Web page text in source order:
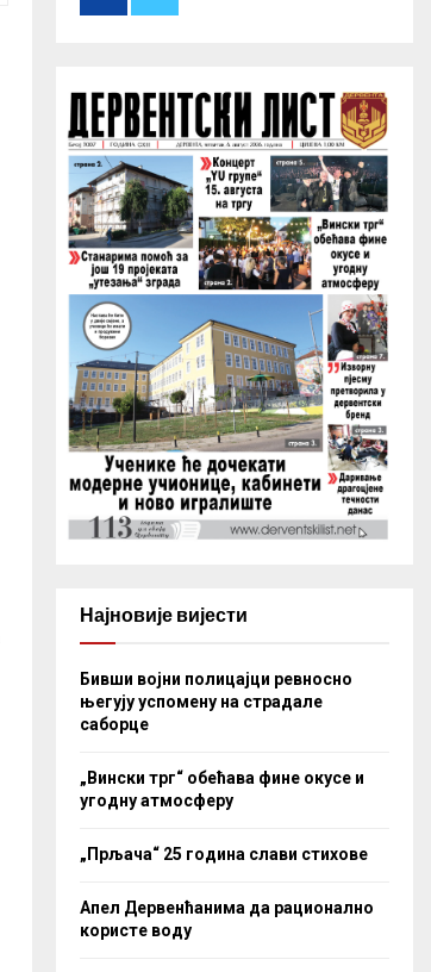
H
Најновије вијести
Бивши војни полицајци ревносно
његују успомену на страдале
саборце
„Вински трг“ обећава фине окусе и
угодну атмосферу
„Прљача“ 25 година слави стихове
Апел Дервенћанима да рационално
користе воду